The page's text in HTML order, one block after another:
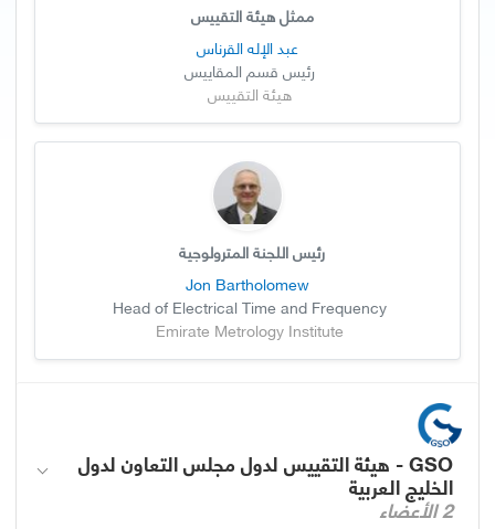
ممثل هيئة التقييس
عبد الإله القرناس
رئيس قسم المقاييس
هيئة التقييس
رئيس اللجنة المترولوجية
Jon Bartholomew
Head of Electrical Time and Frequency
Emirate Metrology Institute
GSO - هيئة التقييس لدول مجلس التعاون لدول
الخليج العربية
2 الأعضاء